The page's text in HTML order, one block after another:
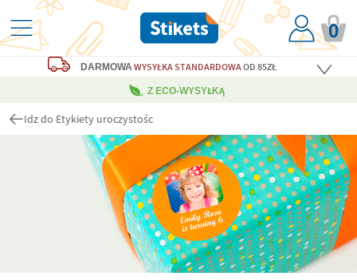
0
DARMOWA WYSYŁKA STANDARDOWAOD 85ZŁ
Z ECO-WYSYŁKĄ
Idz do Etykiety uroczystośc